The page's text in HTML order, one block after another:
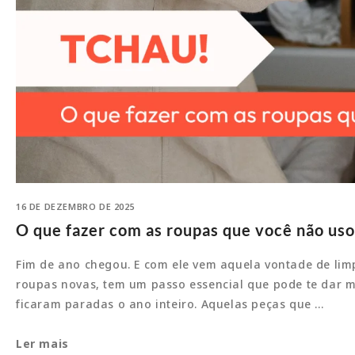
16 DE DEZEMBRO DE 2025
O que fazer com as roupas que você não
Fim de ano chegou. E com ele vem aquela vontade de
roupas novas, tem um passo essencial que pode te dar
ficaram paradas o ano inteiro. Aquelas peças que …
O
Ler mais